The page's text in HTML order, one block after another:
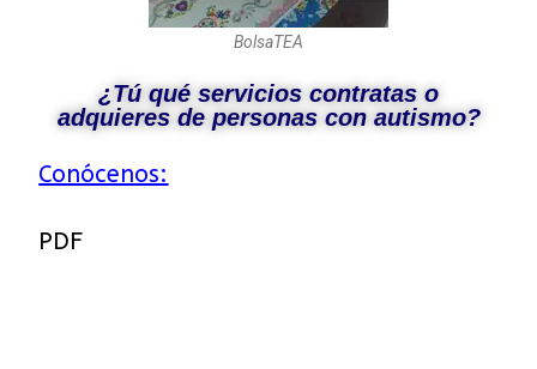
BolsaTEA
¿Tú qué servicios contratas o
adquieres de personas con autismo?
Conócenos:
PDF